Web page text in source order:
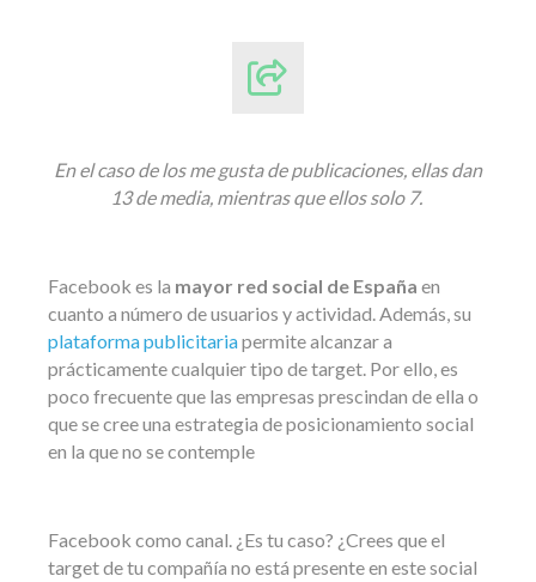
En el caso de los me gusta de publicaciones, ellas dan
13 de media, mientras que ellos solo 7.
Facebook es la mayor red social de España en
cuanto a número de usuarios y actividad. Además, su
plataforma publicitariapermite alcanzar a
prácticamente cualquier tipo de target. Por ello, es
poco frecuente que las empresas prescindan de ella o
que se cree una estrategia de posicionamiento social
en la que no se contemple
Facebook como canal. ¿Es tu caso? ¿Crees que el
target de tu compañía no está presente en este social